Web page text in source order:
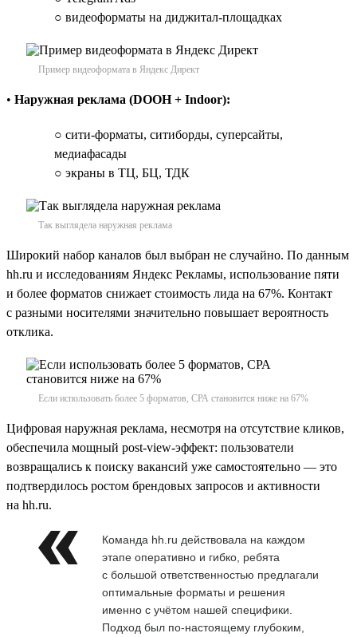
○ видеоформаты на диджитал-площадках
Пример видеоформата в Яндекс Директ
• Наружная реклама (DOOH + Indoor):
○ сити-форматы, ситиборды, суперсайты,
медиафасады
○ экраны в ТЦ, БЦ, ТДК
Так выглядела наружная реклама
Широкий набор каналов был выбран не случайно. По данным
hh.ru и исследованиям Яндекс Рекламы, использование пяти
и более форматов снижает стоимость лида на 67%. Контакт
с разными носителями значительно повышает вероятность
отклика.
Если использовать более 5 форматов, СРА становится ниже на 67%
Цифровая наружная реклама, несмотря на отсутствие кликов,
обеспечила мощный post-view-эффект: пользователи
возвращались к поиску вакансий уже самостоятельно — это
подтвердилось ростом брендовых запросов и активности
на hh.ru.
Команда hh.ru действовала на каждом
этапе оперативно и гибко, ребята
с большой ответственностью предлагали
оптимальные форматы и решения
именно с учётом нашей специфики.
Подход был по-настоящему глубоким,